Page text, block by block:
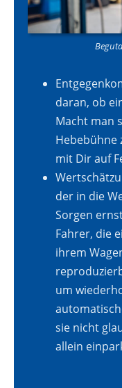
daran, ob
Macht man
Hebebühne
mit Dir auf
der in die
Sorgen
Fahrer, die
ihrem
um
sie nicht
allein